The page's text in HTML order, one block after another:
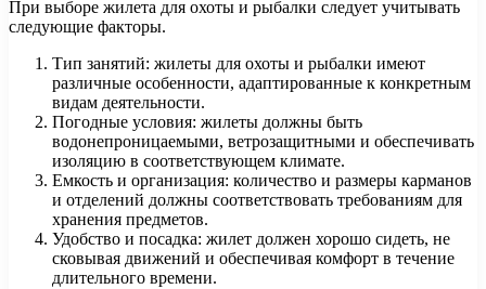
При выборе жилета для охоты и рыбалки следует учитывать
следующие факторы.
Тип занятий: жилеты для охоты и рыбалки имеют
различные особенности, адаптированные к конкретным
видам деятельности.
Погодные условия: жилеты должны быть
водонепроницаемыми, ветрозащитными и обеспечивать
изоляцию в соответствующем климате.
Емкость и организация: количество и размеры карманов
и отделений должны соответствовать требованиям для
хранения предметов.
Удобство и посадка: жилет должен хорошо сидеть, не
сковывая движений и обеспечивая комфорт в течение
длительного времени.